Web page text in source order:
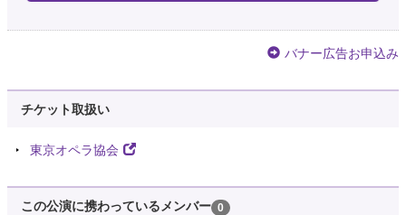
バナー広告お申込み
チケット取扱い
東京オペラ協会
この公演に携わっているメンバー 0